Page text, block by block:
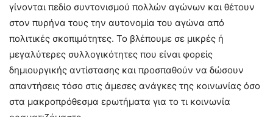
γίνονται πεδίο συντονισμού πολλών αγώνων και θέτουν
στον πυρήνα τους την αυτονομία του αγώνα από
πολιτικές σκοπιμότητες. Το βλέπουμε σε μικρές ή
μεγαλύτερες συλλογικότητες που είναι φορείς
δημιουργικής αντίστασης και προσπαθούν να δώσουν
απαντήσεις τόσο στις άμεσες ανάγκες της κοινωνίας όσο
στα μακροπρόθεσμα ερωτήματα για το τι κοινωνία